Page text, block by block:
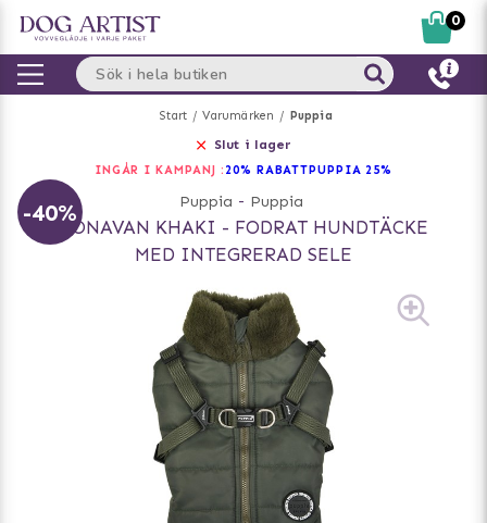
Start Varumärken Puppia
Slut i lager
INGÅR I KAMPANJ : 20% RABATTPUPPIA 25%
-40% Puppia - Puppia
DONAVAN KHAKI - FODRAT HUNDTÄCKE
MED INTEGRERAD SELE
0